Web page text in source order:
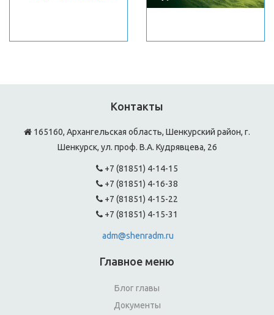
Контакты
165160, Архангельская область, Шенкурский район, г.
Шенкурск, ул. проф. В.А. Кудрявцева, 26
+7 (81851) 4-14-15
+7 (81851) 4-16-38
+7 (81851) 4-15-22
+7 (81851) 4-15-31
adm@shenradm.ru
Главное меню
Блог главы
Документы